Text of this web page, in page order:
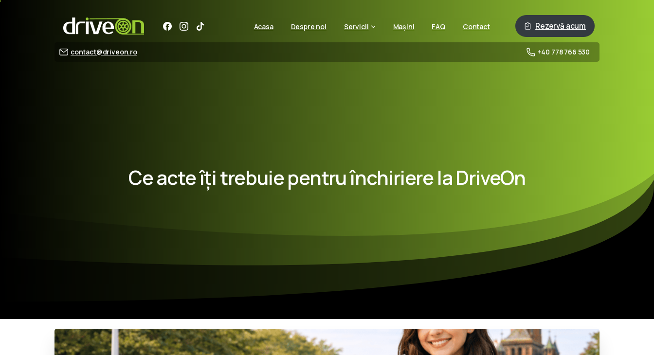
Acasa Despre noi Servicii Mașini FAQ Contact Rezervă acum
contact@driveon.ro +40 778 766 530
CeacteîțitrebuiepentruînchirierelaDriveOn